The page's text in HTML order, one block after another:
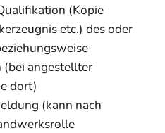
(Kopie
etc.) des oder
(bei angestellter
dort)
(kann nach